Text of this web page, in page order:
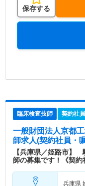
保存する
臨床検査技師 契約社
一般財団法人京都
師求人(契約社員・
【兵庫県／姫路市】
師の募集です！《契約
兵庫県